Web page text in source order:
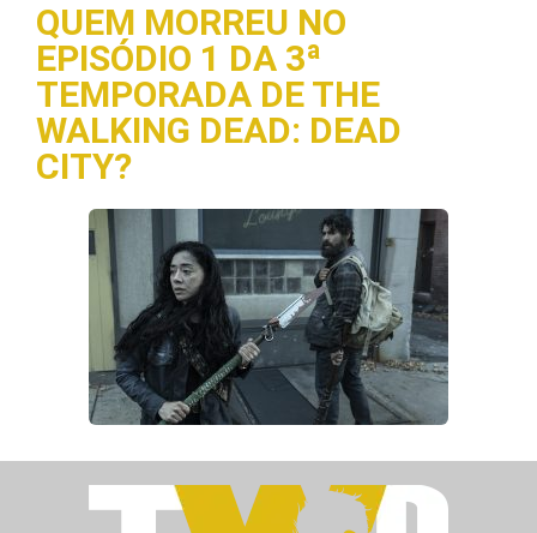
QUEM MORREU NO
EPISÓDIO 1 DA 3ª
TEMPORADA DE THE
WALKING DEAD: DEAD
CITY?